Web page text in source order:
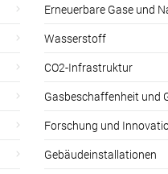
Erneuerbare Gase und
Wasserstoff
CO2-Infrastruktur
Gasbeschaffenheit und
Forschung und
Gebäudeinstallationen